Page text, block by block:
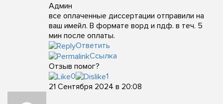
Админ
все оплаченные диссертации отправили на
ваш имейл. В формате ворд и пдф. в теч. 5
мин после оплаты.
Ответить
Ссылка
Отзыв помог?
0
1
21 Сентября 2024 в 20:08